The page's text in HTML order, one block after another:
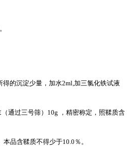
得的沉淀少量，加水2ml,加三氯化铁试液
（通过三号筛）10g ，精密称定，照鞣质含
品含鞣质不得少于10.0％。